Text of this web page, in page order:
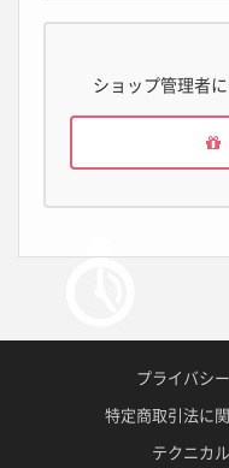
ショップ管理者
プライバシ
特定商取引法に
テクニカ